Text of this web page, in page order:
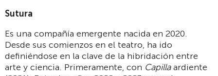
Sutura
Es una compañía emergente nacida en 2020.
Desde sus comienzos en el teatro, ha ido
definiéndose en la clave de la hibridación entre
arte y ciencia. Primeramente, con Capillaardiente